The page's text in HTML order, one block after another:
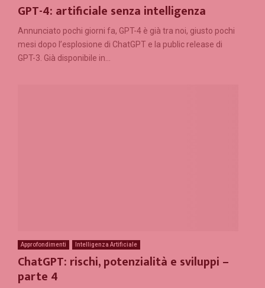
GPT-4: artificiale senza intelligenza
Annunciato pochi giorni fa, GPT-4 è già tra noi, giusto pochi
mesi dopo l’esplosione di ChatGPT e la public release di
GPT-3. Già disponibile in...
Approfondimenti Intelligenza Artificiale
ChatGPT: rischi, potenzialità e sviluppi –
parte 4